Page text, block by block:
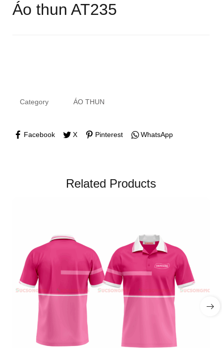
Áo thun AT235
Category ÁO THUN
Facebook X Pinterest WhatsApp
Related Products